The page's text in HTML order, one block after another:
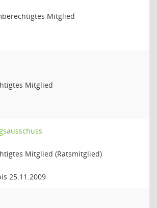
Mitglied
Mitglied
Mitglied (Ratsmitglied)
25.11.2009